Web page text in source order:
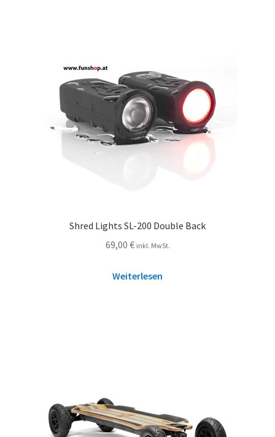
Shred Lights SL-200 Double Back
69,00 € inkl. MwSt.
Weiterlesen